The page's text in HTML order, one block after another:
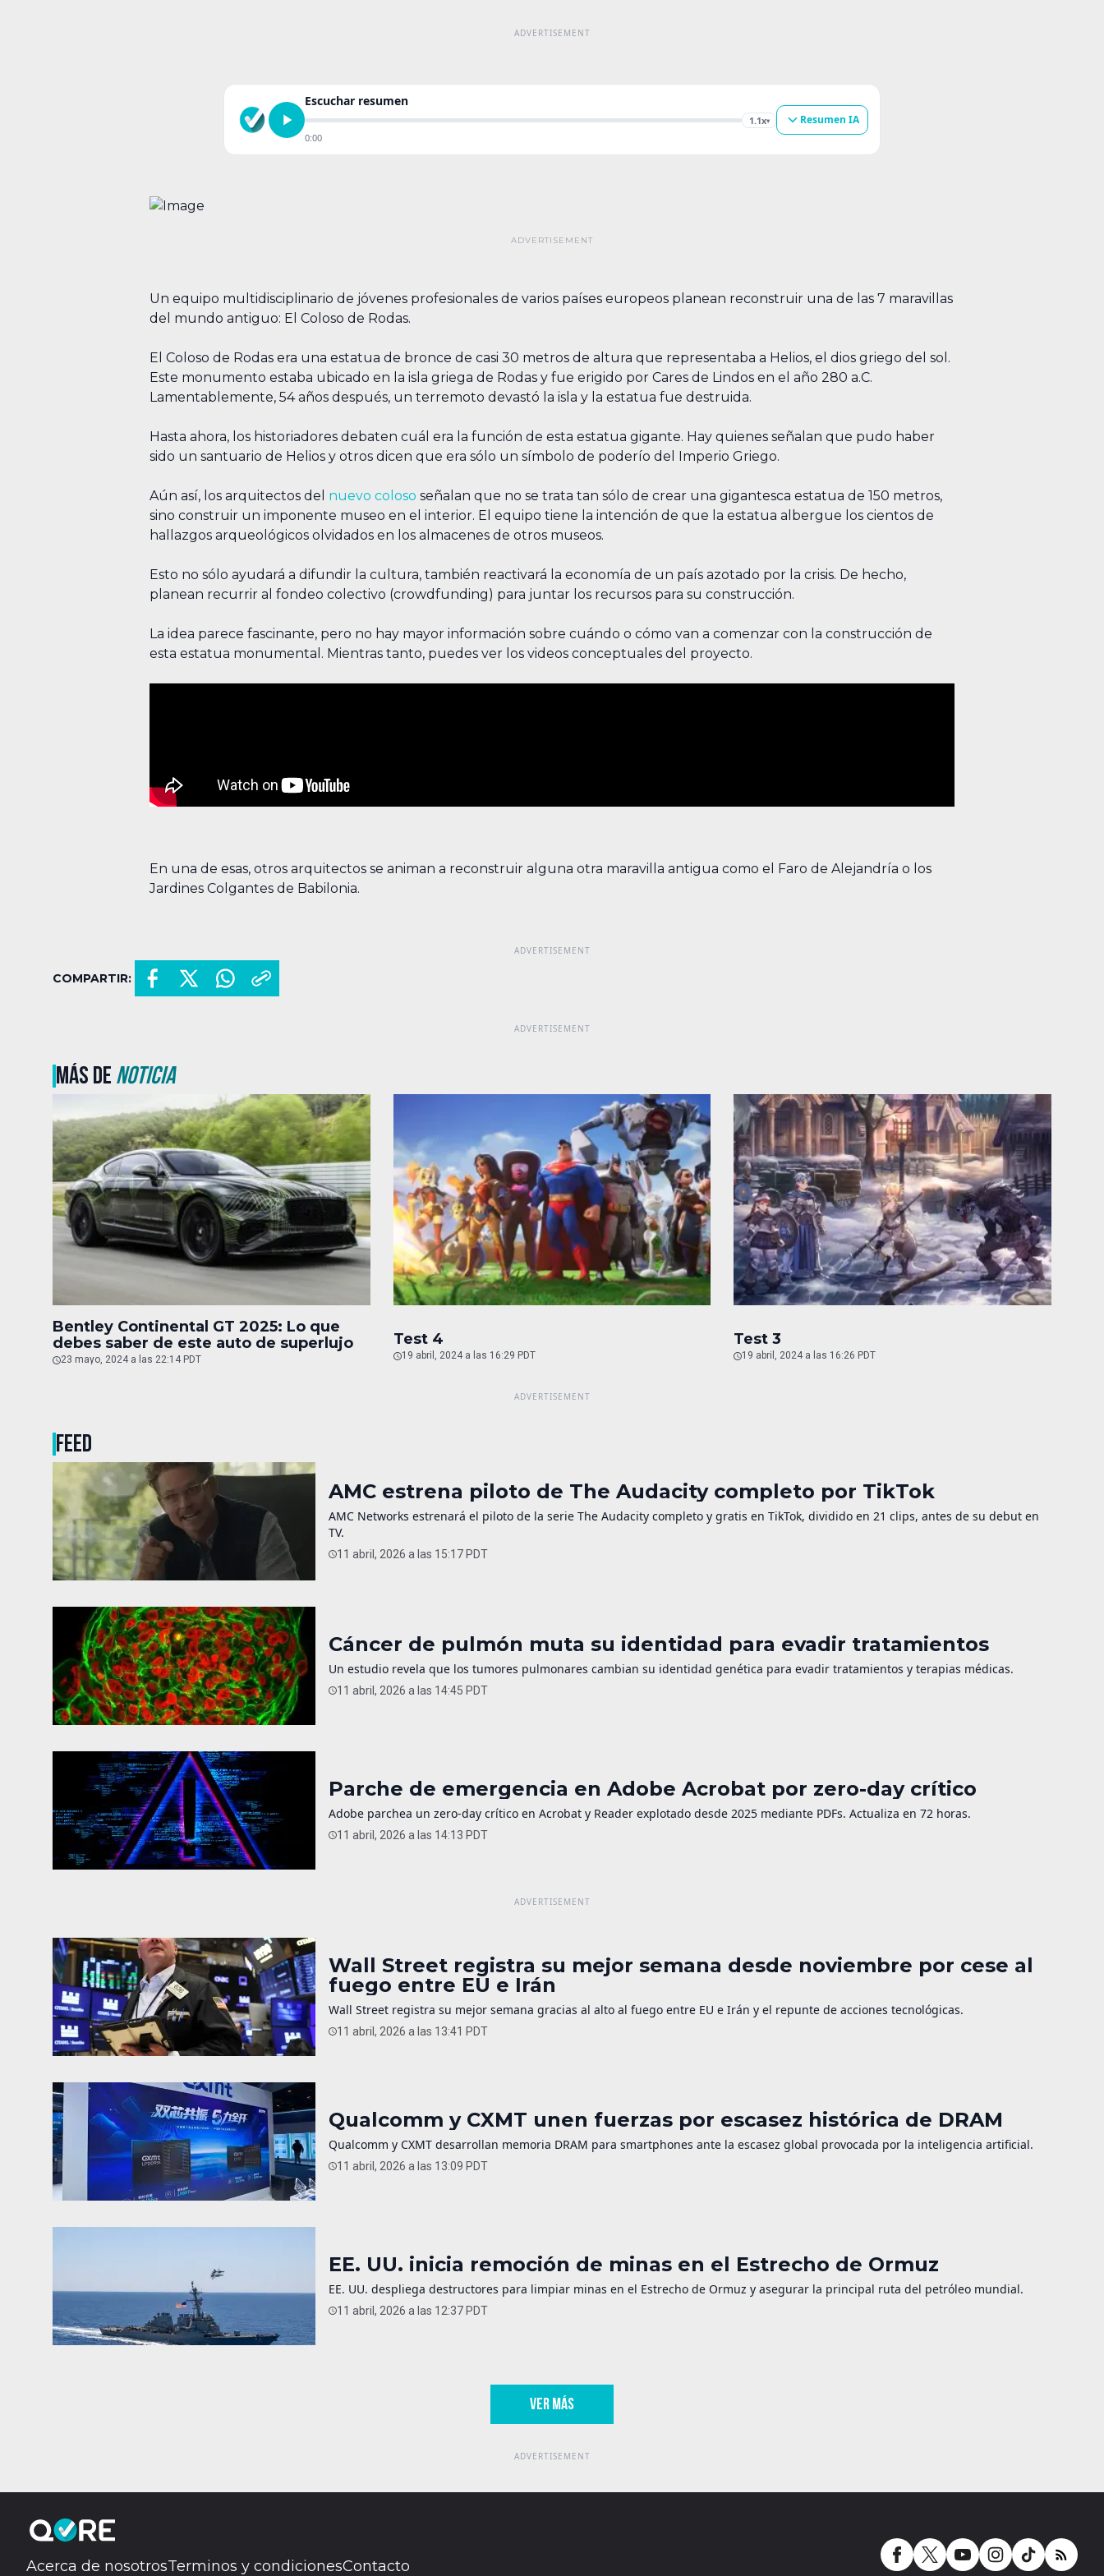
Escuchar resumen
1.1x▾
0:00
Resumen IA
Un equipo multidisciplinario de jóvenes profesionales de varios países europeos planean reconstruir una de las 7 maravillas
del mundo antiguo: El Coloso de Rodas.
El Coloso de Rodas era una estatua de bronce de casi 30 metros de altura que representaba a Helios, el dios griego del sol.
Este monumento estaba ubicado en la isla griega de Rodas y fue erigido por Cares de Lindos en el año 280 a.C.
Lamentablemente, 54 años después, un terremoto devastó la isla y la estatua fue destruida.
Hasta ahora, los historiadores debaten cuál era la función de esta estatua gigante. Hay quienes señalan que pudo haber
sido un santuario de Helios y otros dicen que era sólo un símbolo de poderío del Imperio Griego.
Aún así, los arquitectos del nuevo coloso señalan que no se trata tan sólo de crear una gigantesca estatua de 150 metros,
sino construir un imponente museo en el interior. El equipo tiene la intención de que la estatua albergue los cientos de
hallazgos arqueológicos olvidados en los almacenes de otros museos.
Esto no sólo ayudará a difundir la cultura, también reactivará la economía de un país azotado por la crisis. De hecho,
planean recurrir al fondeo colectivo (crowdfunding) para juntar los recursos para su construcción.
La idea parece fascinante, pero no hay mayor información sobre cuándo o cómo van a comenzar con la construcción de
esta estatua monumental. Mientras tanto, puedes ver los videos conceptuales del proyecto.
En una de esas, otros arquitectos se animan a reconstruir alguna otra maravilla antigua como el Faro de Alejandría o los
Jardines Colgantes de Babilonia.
COMPARTIR:
MÁS DENOTICIA
Bentley Continental GT 2025: Lo que
debes saber de este auto de superlujo
23 mayo, 2024 a las 22:14 PDT
Test 4
19 abril, 2024 a las 16:29 PDT
Test 3
19 abril, 2024 a las 16:26 PDT
FEED
AMC estrena piloto de The Audacity completo por TikTok
AMC Networks estrenará el piloto de la serie The Audacity completo y gratis en TikTok, dividido en 21 clips, antes de su debut en
TV.
11 abril, 2026 a las 15:17 PDT
Cáncer de pulmón muta su identidad para evadir tratamientos
Un estudio revela que los tumores pulmonares cambian su identidad genética para evadir tratamientos y terapias médicas.
11 abril, 2026 a las 14:45 PDT
Parche de emergencia en Adobe Acrobat por zero-day crítico
Adobe parchea un zero-day crítico en Acrobat y Reader explotado desde 2025 mediante PDFs. Actualiza en 72 horas.
11 abril, 2026 a las 14:13 PDT
Wall Street registra su mejor semana desde noviembre por cese al
fuego entre EU e Irán
Wall Street registra su mejor semana gracias al alto al fuego entre EU e Irán y el repunte de acciones tecnológicas.
11 abril, 2026 a las 13:41 PDT
Qualcomm y CXMT unen fuerzas por escasez histórica de DRAM
Qualcomm y CXMT desarrollan memoria DRAM para smartphones ante la escasez global provocada por la inteligencia artificial.
11 abril, 2026 a las 13:09 PDT
EE. UU. inicia remoción de minas en el Estrecho de Ormuz
EE. UU. despliega destructores para limpiar minas en el Estrecho de Ormuz y asegurar la principal ruta del petróleo mundial.
11 abril, 2026 a las 12:37 PDT
VER MÁS
Acerca de nosotrosTerminos y condicionesContacto